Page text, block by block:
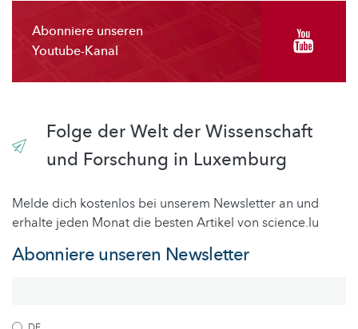
Abonniere unseren
Youtube-Kanal
Folge der Welt der Wissenschaft
und Forschung in Luxemburg
Melde dich kostenlos bei unserem Newsletter an und
erhalte jeden Monat die besten Artikel von science.lu
Abonniere unseren Newsletter